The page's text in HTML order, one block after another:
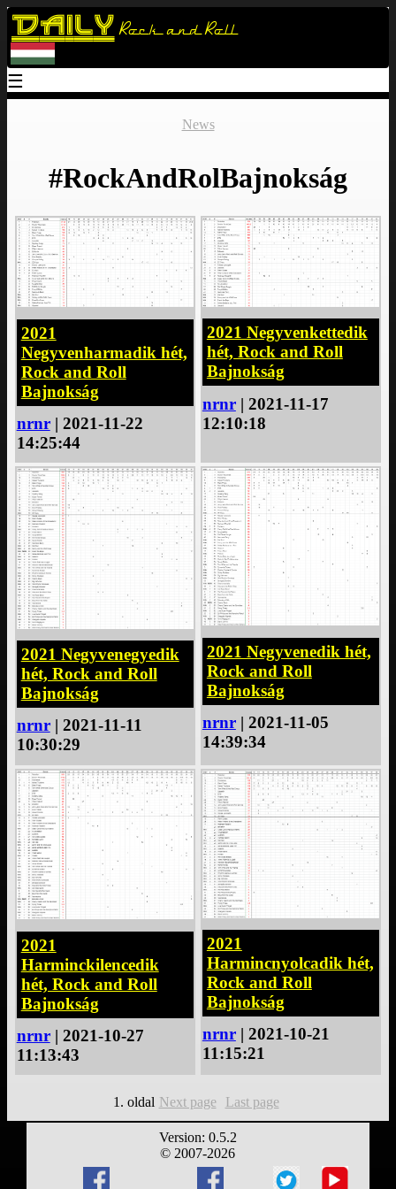
Daily Rock and Roll
☰
News
#RockAndRolBajnokság
2021
Negyvenharmadik hét,
Rock and Roll
Bajnokság
nrnr| 2021-11-22
14:25:44
2021 Negyvenkettedik
hét, Rock and Roll
Bajnokság
nrnr| 2021-11-17
12:10:18
2021 Negyvenegyedik
hét, Rock and Roll
Bajnokság
nrnr| 2021-11-11
10:30:29
2021 Negyvenedik hét,
Rock and Roll
Bajnokság
nrnr| 2021-11-05
14:39:34
2021
Harminckilencedik
hét, Rock and Roll
Bajnokság
nrnr| 2021-10-27
11:13:43
2021
Harmincnyolcadik hét,
Rock and Roll
Bajnokság
nrnr| 2021-10-21
11:15:21
1. oldal Next page Last page
Version: 0.5.2
© 2007-2026